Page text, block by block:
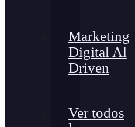
Marketing
Digital Al
Driven
Ver todos